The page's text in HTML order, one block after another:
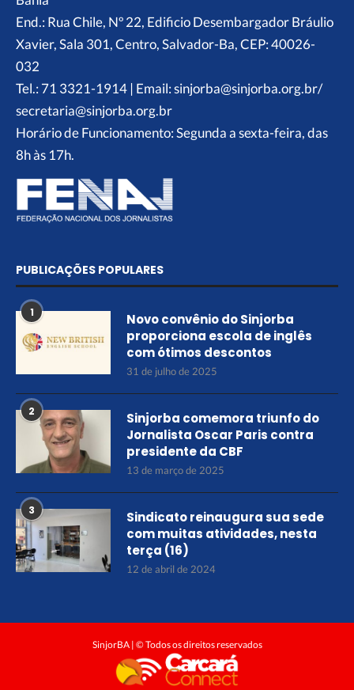
End.: Rua Chile, Nº 22, Edificio Desembargador Bráulio
Xavier, Sala 301, Centro, Salvador-Ba, CEP: 40026-
032
Tel.: 71 3321-1914 | Email: sinjorba@sinjorba.org.br/
secretaria@sinjorba.org.br
Horário de Funcionamento: Segunda a sexta-feira, das
8h às 17h.
PUBLICAÇÕES POPULARES
1
Novo convênio do Sinjorba
proporciona escola de inglês
com ótimos descontos
31 de julho de 2025
2
Sinjorba comemora triunfo do
Jornalista Oscar Paris contra
presidente da CBF
13 de março de 2025
3
Sindicato reinaugura sua sede
com muitas atividades, nesta
terça (16)
12 de abril de 2024
SinjorBA | © Todos os direitos reservados